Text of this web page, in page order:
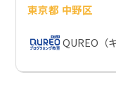
東京都 中野区
QUREO（